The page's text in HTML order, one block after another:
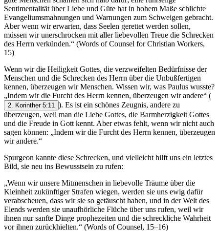
Sentimentalität über Liebe und Güte hat in hohem Maße schlichte
Evangeliumsmahnungen und Warnungen zum Schweigen gebracht.
Aber wenn wir erwarten, dass Seelen gerettet werden sollen,
müssen wir unerschrocken mit aller liebevollen Treue die Schrecken
des Herrn verkünden.“ (Words of Counsel for Christian Workers,
15)
Wenn wir die Heiligkeit Gottes, die verzweifelten Bedürfnisse der
Menschen und die Schrecken des Herrn über die Unbußfertigen
kennen, überzeugen wir Menschen. Wissen wir, was Paulus wusste?
„Indem wir die Furcht des Herrn kennen, überzeugen wir andere“ (
2. Korinther 5:11 ). Es ist ein schönes Zeugnis, andere zu
überzeugen, weil man die Liebe Gottes, die Barmherzigkeit Gottes
und die Freude in Gott kennt. Aber etwas fehlt, wenn wir nicht auch
sagen können: „Indem wir die Furcht des Herrn kennen, überzeugen
wir andere.“
Spurgeon kannte diese Schrecken, und vielleicht hilft uns ein letztes
Bild, sie neu ins Bewusstsein zu rufen:
„Wenn wir unsere Mitmenschen in liebevolle Träume über die
Kleinheit zukünftiger Strafen wiegen, werden sie uns ewig dafür
verabscheuen, dass wir sie so getäuscht haben, und in der Welt des
Elends werden sie unaufhörliche Flüche über uns rufen, weil wir
ihnen nur sanfte Dinge prophezeiten und die schreckliche Wahrheit
vor ihnen zurückhielten.“ (Words of Counsel, 15–16)